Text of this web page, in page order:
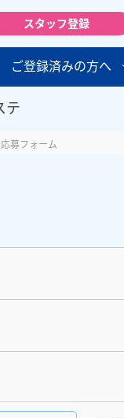
スタッフ登録
ご登録済みの方へ
テ
応募フォーム